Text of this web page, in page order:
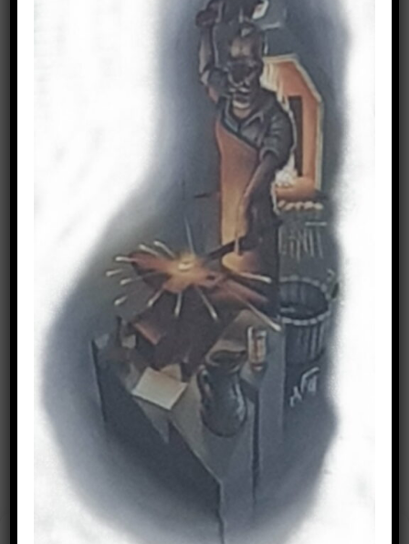
Cookie-Zustimmung
Galerie-Stichwort:
CNC Plasmaanlage
Zuschnitte
IMPRESSUM